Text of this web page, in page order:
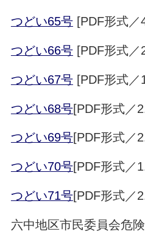
つどい65号[PDF形式／
つどい66号[PDF形式／
つどい67号[PDF形式／
つどい68号[PDF形式／
つどい69号[PDF形式／
つどい70号[PDF形式／
つどい71号[PDF形式／
六中地区市民委員会危